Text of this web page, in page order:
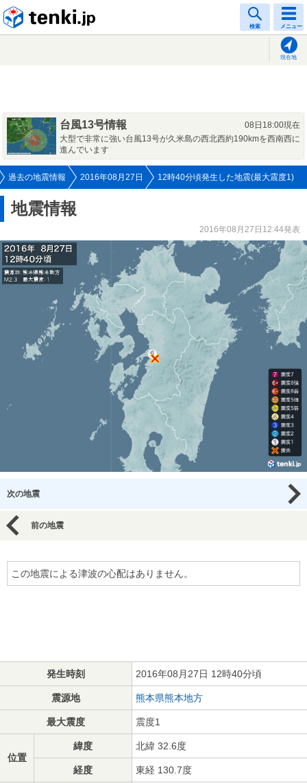
検索 メニュー
現在地
台風13号情報
08日18:00現在
大型で非常に強い台風13号が久米島の西北西約190kmを西南西に
進んでいます
過去の地震情報 2016年08月27日 12時40分頃発生した地震(最大震度1)
地震情報
2016年08月27日12:44発表
次の地震
前の地震
この地震による津波の心配はありません。
発生時刻 2016年08月27日 12時40分頃
震源地 熊本県熊本地方
最大震度 震度1
位置
緯度 北緯 32.6度
経度 東経 130.7度